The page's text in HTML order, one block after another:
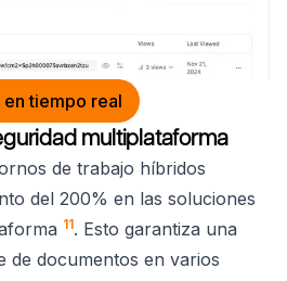
tiempo real
multiplataforma
de trabajo híbridos
del 200% en las soluciones
11. Esto garantiza una
de documentos en varios